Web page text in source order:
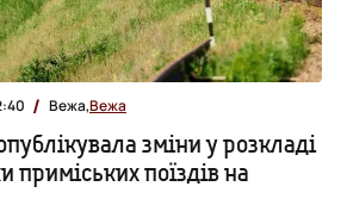
Вежа,Вежа
зміни у розкладі
приміських поїздів на